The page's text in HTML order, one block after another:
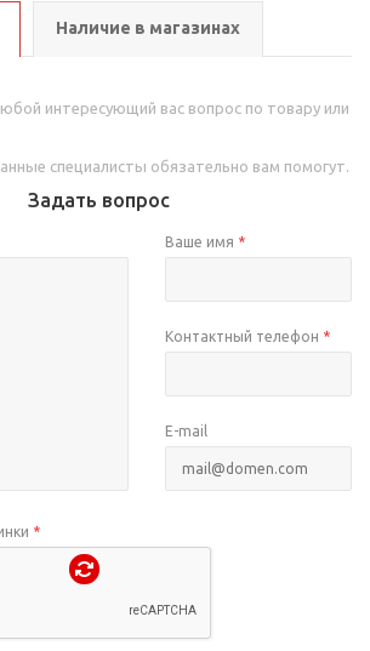
Наличие в магазинах
интересующий вас вопрос по товару или
специалисты обязательно вам помогут.
Задать вопрос
Ваше имя *
Контактный телефон *
E-mail
*